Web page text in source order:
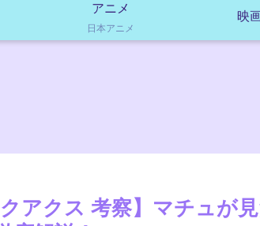
アニメ
日本アニメ
映
アクス 考察】マチュが